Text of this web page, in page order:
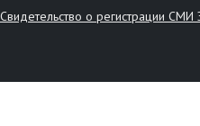
Свидетельство о регистрации